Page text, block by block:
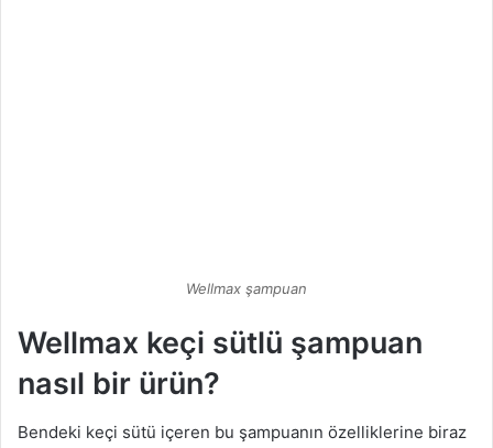
Wellmax şampuan
Wellmax keçi sütlü şampuan
nasıl bir ürün?
Bendeki keçi sütü içeren bu şampuanın özelliklerine biraz